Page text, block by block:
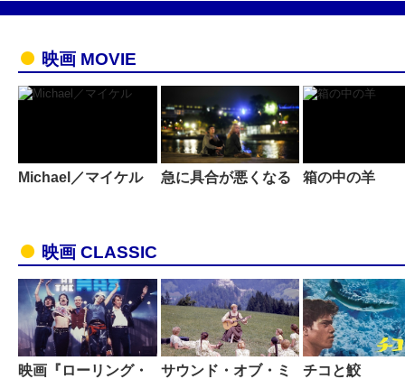
映画 MOVIE
Michael／マイケル 急に具合が悪くなる 箱の中の羊
映画 CLASSIC
映画『ローリング・
サウンド・オブ・ミ
チコと鮫